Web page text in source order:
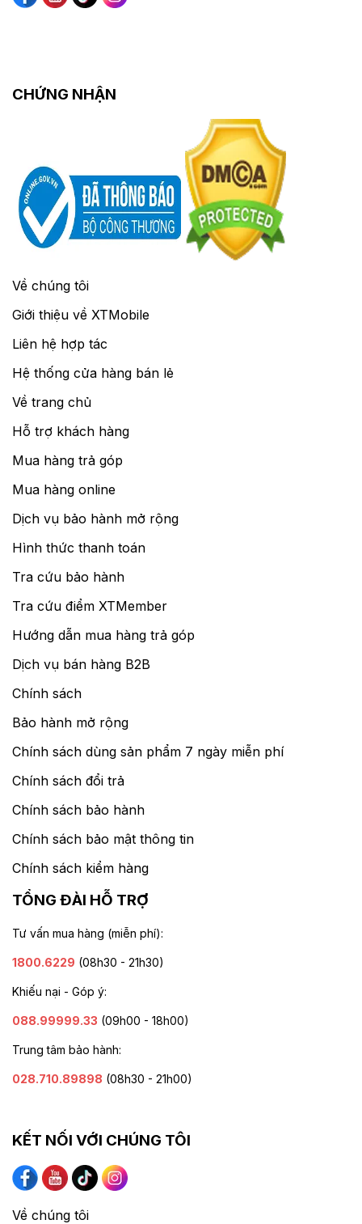
CHỨNG NHẬN
Về chúng tôi
Giới thiệu về XTMobile
Liên hệ hợp tác
Hệ thống cửa hàng bán lẻ
Về trang chủ
Hỗ trợ khách hàng
Mua hàng trả góp
Mua hàng online
Dịch vụ bảo hành mở rộng
Hình thức thanh toán
Tra cứu bảo hành
Tra cứu điểm XTMember
Hướng dẫn mua hàng trả góp
Dịch vụ bán hàng B2B
Chính sách
Bảo hành mở rộng
Chính sách dùng sản phẩm 7 ngày miễn phí
Chính sách đổi trả
Chính sách bảo hành
Chính sách bảo mật thông tin
Chính sách kiểm hàng
TỔNG ĐÀI HỖ TRỢ
Tư vấn mua hàng (miễn phí):
1800.6229 (08h30 - 21h30)
Khiếu nại - Góp ý:
088.99999.33 (09h00 - 18h00)
Trung tâm bảo hành:
028.710.89898 (08h30 - 21h00)
KẾT NỐI VỚI CHÚNG TÔI
Về chúng tôi